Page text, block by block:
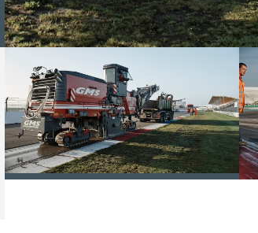
Réfection d’un circuit
course par fraisage fin
Contrôle finale de la planéité sur le
d’Assen/Pays-Bas, avec un résultat
/